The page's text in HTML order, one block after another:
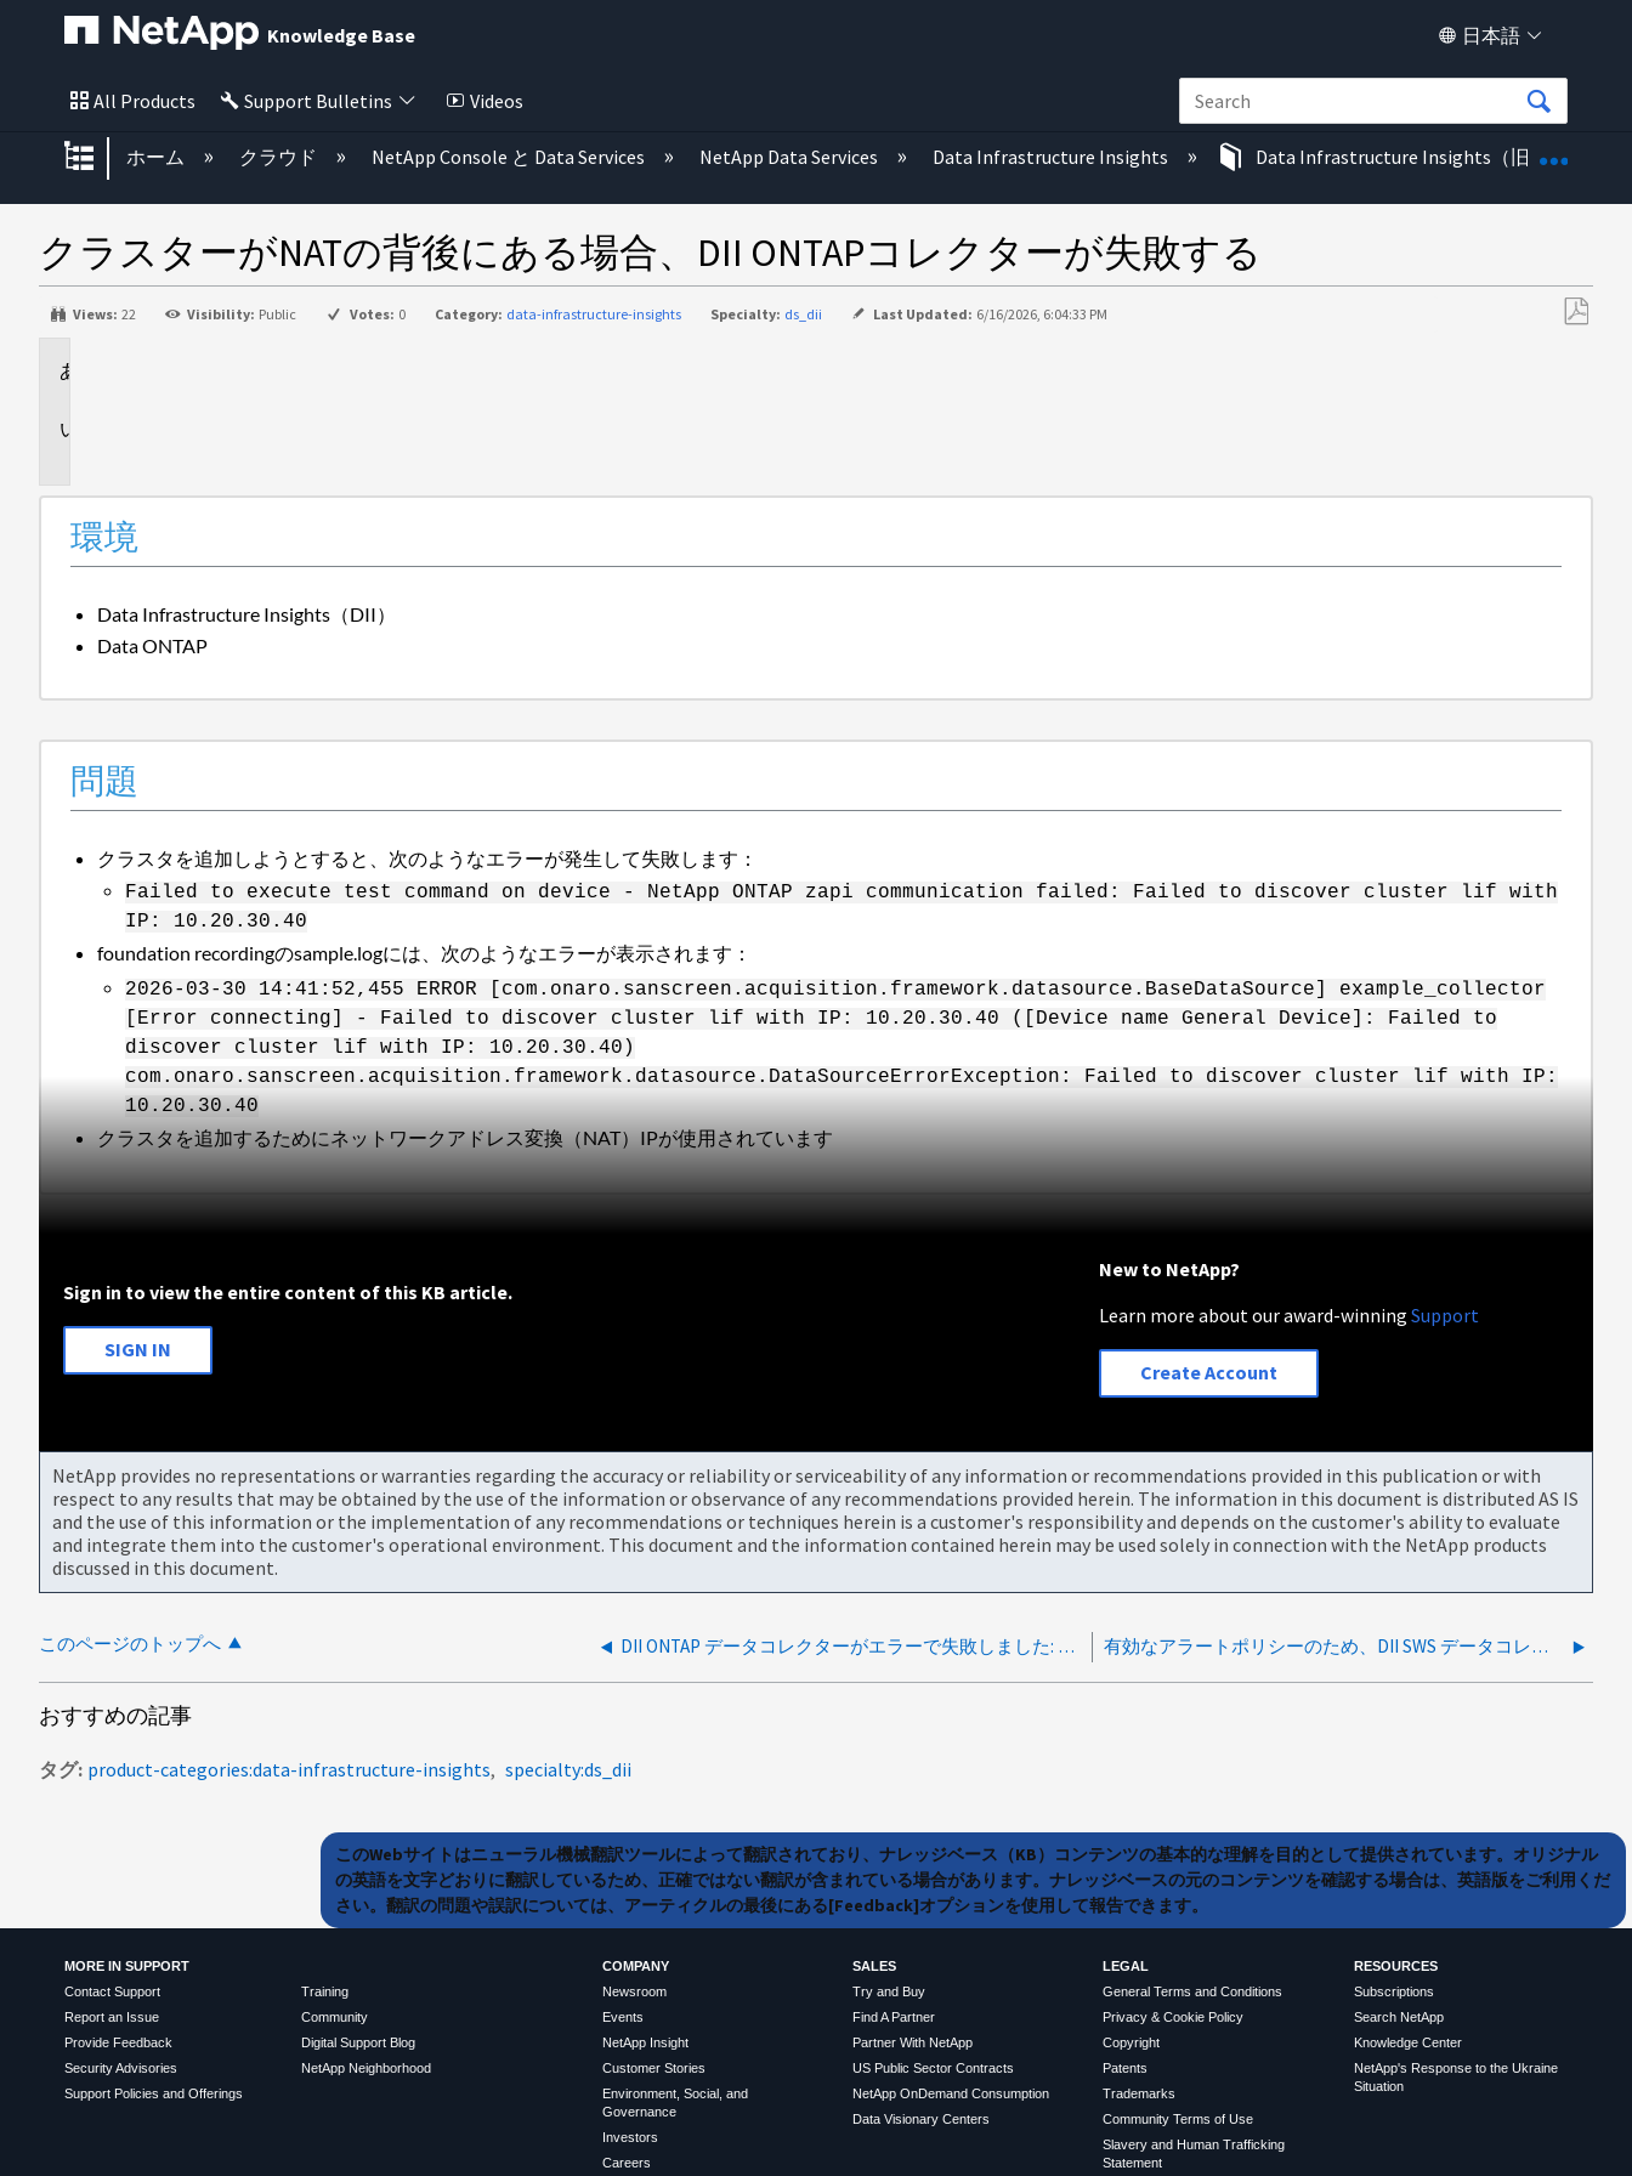
Knowledge Base 日本語
All Products Support Bulletins Videos
グローバル階層を展開/折りたたむ
ホーム クラウド NetApp Console と Data Services NetApp Data Services Data Infrastructure Insights Data Infrastructure Insights（旧称Cloud
クラスターがNATの背後にある場合、DII ONTAPコレクターが失敗する
Views: 22 Visibility: Public Votes: 0 Category: data-infrastructure-insights Specialty: ds_dii Last Updated: 6/16/2026, 6:04:33 PM
環境
Data Infrastructure Insights（DII）
Data ONTAP
問題
クラスタを追加しようとすると、次のようなエラーが発生して失敗します：
Failed to execute test command on device - NetApp ONTAP zapi communication failed: Failed to discover cluster lif with
IP: 10.20.30.40
foundation recordingのsample.logには、次のようなエラーが表示されます：
2026-03-30 14:41:52,455 ERROR [com.onaro.sanscreen.acquisition.framework.datasource.BaseDataSource] example_collector
[Error connecting] - Failed to discover cluster lif with IP: 10.20.30.40 ([Device name General Device]: Failed to
discover cluster lif with IP: 10.20.30.40)
com.onaro.sanscreen.acquisition.framework.datasource.DataSourceErrorException: Failed to discover cluster lif with IP:
10.20.30.40
クラスタを追加するためにネットワークアドレス変換（NAT）IPが使用されています
Sign in to view the entire content of this KB article.
SIGN IN
New to NetApp?
Learn more about our award-winningSupport
Create Account
NetApp provides no representations or warranties regarding the accuracy or reliability or serviceability of any information or recommendations provided in this publication or with
respect to any results that may be obtained by the use of the information or observance of any recommendations provided herein. The information in this document is distributed AS IS
and the use of this information or the implementation of any recommendations or techniques herein is a customer's responsibility and depends on the customer's ability to evaluate
and integrate them into the customer's operational environment. This document and the information contained herein may be used solely in connection with the NetApp products
discussed in this document.
このページのトップへ DII ONTAP データコレクターがエラーで失敗しました: パフォーマンスサンプルは、2729 回連続の更新でサーバーにデータを送信できませんでした 有効なアラートポリシーのため、DII SWS データコレクターは削除できません
おすすめの記事
タグ product-categories:data-infrastructure-insights specialty:ds_dii
このWebサイトはニューラル機械翻訳ツールによって翻訳されており、ナレッジベース（KB）コンテンツの基本的な理解を目的として提供されています。オリジナル
の英語を文字どおりに翻訳しているため、正確ではない翻訳が含まれている場合があります。ナレッジベースの元のコンテンツを確認する場合は、英語版をご利用くだ
さい。翻訳の問題や誤訳については、アーティクルの最後にある[Feedback]オプションを使用して報告できます。
MORE IN SUPPORT
Contact Support
Report an Issue
Provide Feedback
Security Advisories
Support Policies and Offerings
Training
Community
Digital Support Blog
NetApp Neighborhood
COMPANY
Newsroom
Events
NetApp Insight
Customer Stories
Environment, Social, and
Governance
Investors
Careers
SALES
Try and Buy
Find A Partner
Partner With NetApp
US Public Sector Contracts
NetApp OnDemand Consumption
Data Visionary Centers
LEGAL
General Terms and Conditions
Privacy & Cookie Policy
Copyright
Patents
Trademarks
Community Terms of Use
Slavery and Human Trafficking
Statement
RESOURCES
Subscriptions
Search NetApp
Knowledge Center
NetApp's Response to the Ukraine
Situation